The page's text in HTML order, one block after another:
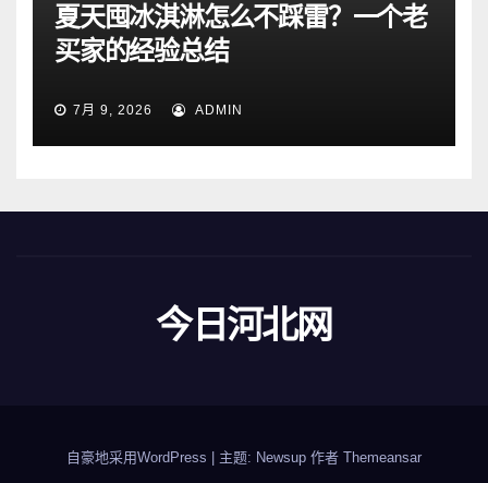
夏天囤冰淇淋怎么不踩雷？一个老
买家的经验总结
7月 9, 2026 ADMIN
今日河北网
自豪地采用WordPress 主题: Newsup 作者 Themeansar